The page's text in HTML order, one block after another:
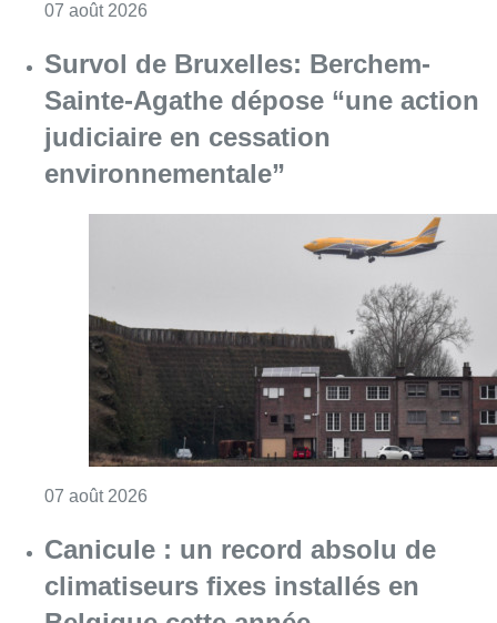
07 août 2026
Survol de Bruxelles: Berchem-
Sainte-Agathe dépose “une action
judiciaire en cessation
environnementale”
07 août 2026
Canicule : un record absolu de
climatiseurs fixes installés en